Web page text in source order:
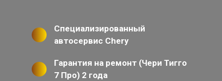
Специализированный
автосервис Chery
Гарантия на ремонт (Чери Тигго
7 Про) 2 года